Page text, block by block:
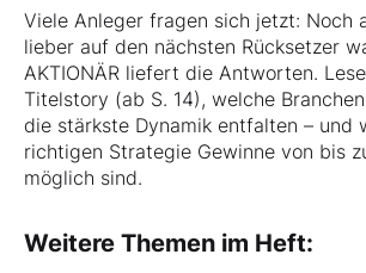
Viele Anleger fragen sich jetzt: Noch
lieber auf den nächsten Rücksetzer
AKTIONÄR liefert die Antworten.
Titelstory (ab S. 14), welche
die stärkste Dynamik entfalten – und
richtigen Strategie Gewinne von bis
möglich sind.
Weitere Themen im Heft: